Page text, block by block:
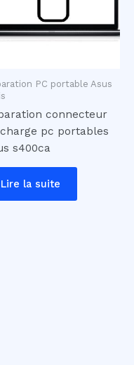
PC portable Asus
connecteur
pc portables
s400ca
Lire la suite